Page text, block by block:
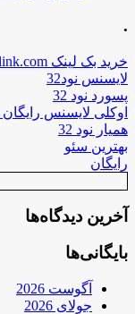
.
خرید بک لینک behtarinbacklink.com
لایسنس نود32
پسورد نود 32
اوکلی لایسنس رایگان
همیار نود 32
بهترین سئو
رایگان
آخرین دیدگاه‌ها
بایگانی‌ها
آگوست 2026
جولای 2026